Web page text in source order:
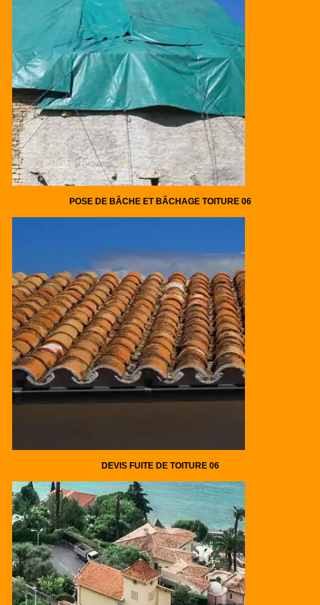
POSE DE BÂCHE ET BÂCHAGE TOITURE 06
DEVIS FUITE DE TOITURE 06